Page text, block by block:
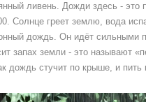
ливень. Дожди здесь - это
Солнце греет землю, вода
дождь. Он идёт
запах земли - это
дождь стучит по крыше, и пить